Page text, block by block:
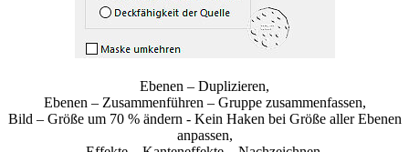
Ebenen – Duplizieren,
Ebenen – Zusammenführen – Gruppe zusammenfassen,
Bild – Größe um 70 % ändern - Kein Haken bei Größe aller Ebenen
anpassen,